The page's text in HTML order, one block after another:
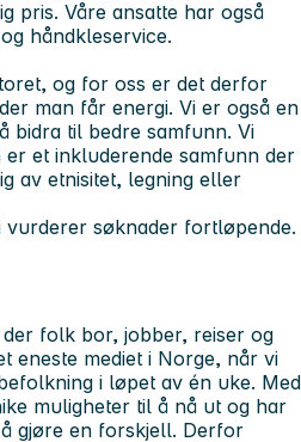
pris. Våre ansatte har også
håndkleservice.
og for oss er det derfor
man får energi. Vi er også en
bidra til bedre samfunn. Vi
et inkluderende samfunn der
av etnisitet, legning eller
vurderer søknader fortløpende.
folk bor, jobber, reiser og
eneste mediet i Norge, når vi
i løpet av én uke. Med
muligheter til å nå ut og har
gjøre en forskjell. Derfor